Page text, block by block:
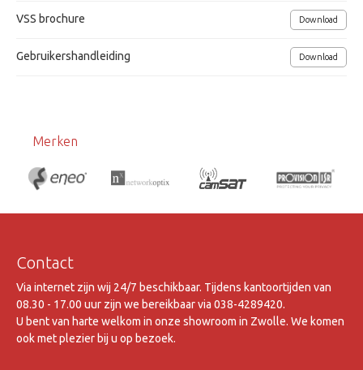
19" Rackmontage
SeeEyes
VSS brochure Download
Gebruikershandleiding Download
Merken
Contact
Via internet zijn wij 24/7 beschikbaar. Tijdens kantoortijden van
08.30 - 17.00 uur zijn we bereikbaar via 038-4289420.
U bent van harte welkom in onze showroom in Zwolle. We komen
ook met plezier bij u op bezoek.